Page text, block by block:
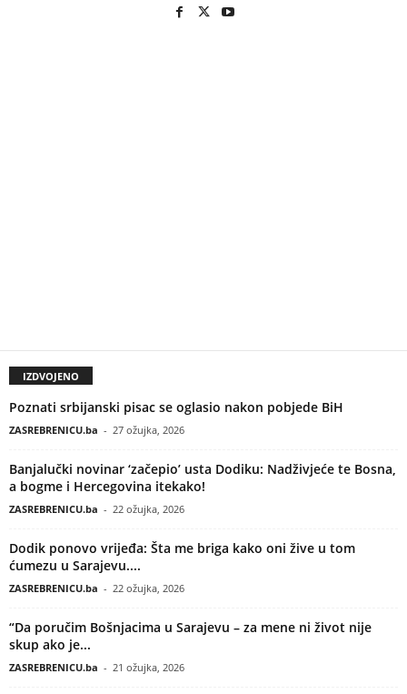
IZDVOJENO
Poznati srbijanski pisac se oglasio nakon pobjede BiH
ZASREBRENICU.ba - 27 ožujka, 2026
Banjalučki novinar ‘začepio’ usta Dodiku: Nadživjeće te Bosna,
a bogme i Hercegovina itekako!
ZASREBRENICU.ba - 22 ožujka, 2026
Dodik ponovo vrijeđa: Šta me briga kako oni žive u tom
ćumezu u Sarajevu....
ZASREBRENICU.ba - 22 ožujka, 2026
“Da poručim Bošnjacima u Sarajevu – za mene ni život nije
skup ako je...
ZASREBRENICU.ba - 21 ožujka, 2026